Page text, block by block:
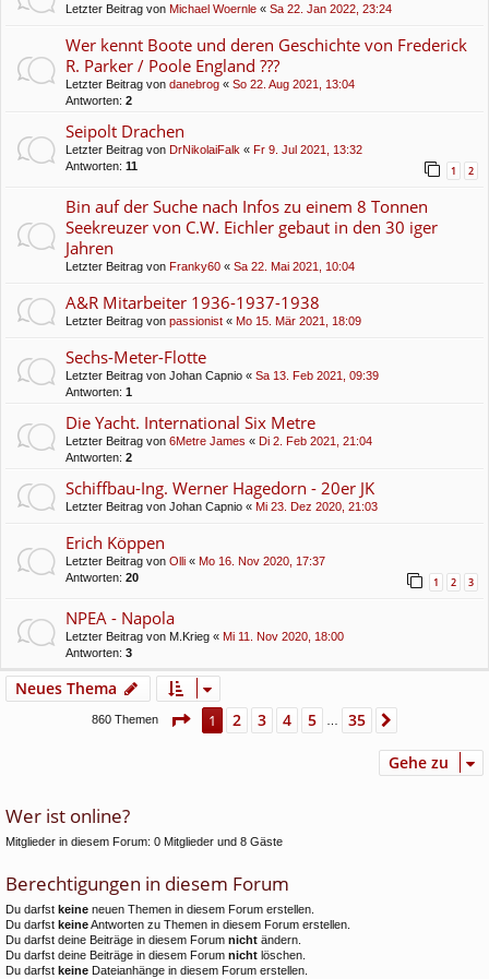
Letzter Beitrag von Michael Woernle « Sa 22. Jan 2022, 23:24
Wer kennt Boote und deren Geschichte von Frederick
R. Parker / Poole England ???
Letzter Beitrag von danebrog « So 22. Aug 2021, 13:04
Antworten: 2
Seipolt Drachen
Letzter Beitrag von DrNikolaiFalk « Fr 9. Jul 2021, 13:32
Antworten: 11 1 2
Bin auf der Suche nach Infos zu einem 8 Tonnen
Seekreuzer von C.W. Eichler gebaut in den 30 iger
Jahren
Letzter Beitrag von Franky60 « Sa 22. Mai 2021, 10:04
A&R Mitarbeiter 1936-1937-1938
Letzter Beitrag von passionist « Mo 15. Mär 2021, 18:09
Sechs-Meter-Flotte
Letzter Beitrag von Johan Capnio « Sa 13. Feb 2021, 09:39
Antworten: 1
Die Yacht. International Six Metre
Letzter Beitrag von 6Metre James « Di 2. Feb 2021, 21:04
Antworten: 2
Schiffbau-Ing. Werner Hagedorn - 20er JK
Letzter Beitrag von Johan Capnio « Mi 23. Dez 2020, 21:03
Erich Köppen
Letzter Beitrag von Olli « Mo 16. Nov 2020, 17:37
Antworten: 20 1 2 3
NPEA - Napola
Letzter Beitrag von M.Krieg « Mi 11. Nov 2020, 18:00
Antworten: 3
Neues Thema
860 Themen Seite 1 von 35
1 2 3 4 5 … 35
Gehe zu
Wer ist online?
Mitglieder in diesem Forum: 0 Mitglieder und 8 Gäste
Berechtigungen in diesem Forum
Du darfst keine neuen Themen in diesem Forum erstellen.
Du darfst keineAntworten zu Themen in diesem Forum erstellen.
Du darfst deine Beiträge in diesem Forum nicht ändern.
Du darfst deine Beiträge in diesem Forum nicht löschen.
Du darfst keine Dateianhänge in diesem Forum erstellen.